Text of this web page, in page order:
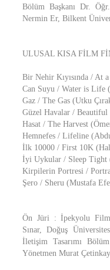
Bölüm Başkanı Dr.
Nermin Er, Bilkent
ULUSAL KISA FİLM
Bir Nehir Kıyısında / At
Can Suyu / Water is Life
Gaz / The Gas (Utku
Güzel Havalar / Beautiful
Hasat / The Harvest
Hemnefes / Lifeline
İlk 10000 / First 10K
İyi Uykular / Sleep Tight
Kirpilerin Portresi /
Şero / Sheru (Mustafa
Ön Jüri : İpekyolu
Sınar, Doğuş
İletişim Tasarımı
Yönetmen Murat